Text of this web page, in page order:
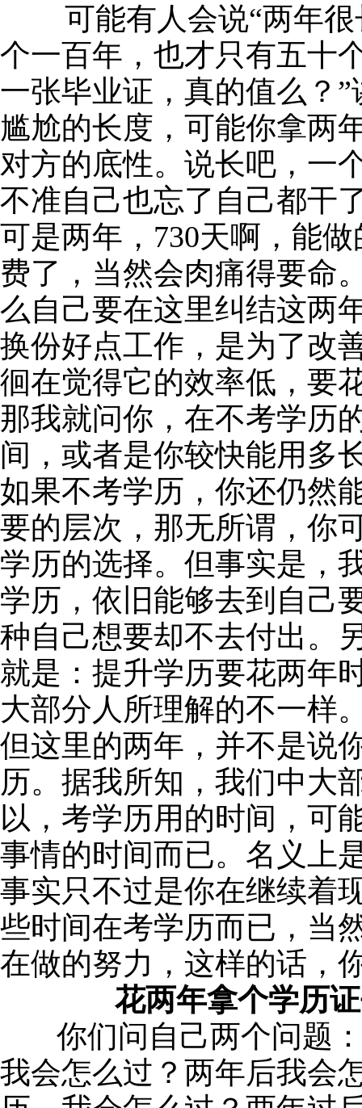
可能有人会说“两年很
个一百年，也才只有五十
一张毕业证，真的值么？
尴尬的长度，可能你拿两
对方的底性。说长吧，一
不准自己也忘了自己都干
可是两年，730天啊，能
费了，当然会肉痛得要命
么自己要在这里纠结这两
换份好点工作，是为了改
徊在觉得它的效率低，要
那我就问你，在不考学历
间，或者是你较快能用多
如果不考学历，你还仍然
要的层次，那无所谓，你
学历的选择。但事实是，
学历，依旧能够去到自己
种自己想要却不去付出。
就是：提升学历要花两年
大部分人所理解的不一样
但这里的两年，并不是说
历。据我所知，我们中大
以，考学历用的时间，可
事情的时间而已。名义上
事实只不过是你在继续着
些时间在考学历而已，当
在做的努力，这样的话，
花两年拿个学历
你们问自己两个问题：
我会怎么过？两年后我会